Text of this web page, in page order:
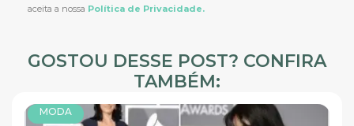
aceita a nossa Política de Privacidade.
GOSTOU DESSE POST? CONFIRA
TAMBÉM:
MODA